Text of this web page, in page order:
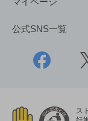
公式SNS一覧
ス